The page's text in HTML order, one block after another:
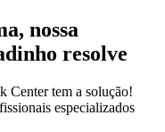
nossa
resolve
Center tem a solução!
especializados